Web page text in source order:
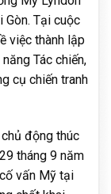
Gòn. Tại cuộc
việc thành lập
Tác chiến,
cụ chiến tranh
động thúc
tháng 9 năm
vấn Mỹ tại